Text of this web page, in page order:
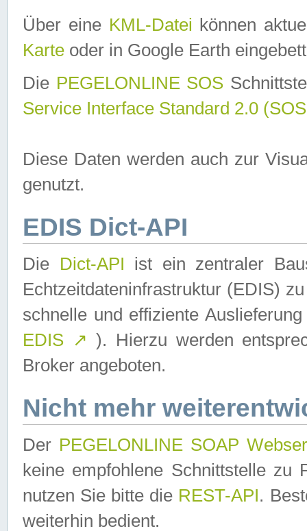
Über eine KML-Datei können
Karte oder in Google Earth
Die PEGELONLINE SOS
Service Interface Standard 2.0
Diese Daten werden auch zur
genutzt.
EDIS Dict-API
Die Dict-API ist ein zentraler
Echtzeitdateninfrastruktur (EDIS)
schnelle und effiziente
EDIS ↗ ). Hierzu werden
Broker angeboten.
Nicht mehr
Der PEGELONLINE SOAP
keine empfohlene Schnittstelle zu
nutzen Sie bitte die REST-API.
weiterhin bedient.